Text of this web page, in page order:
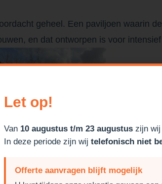
geheel. Een paviljoen waarin
en dat ontworpen is voor
Let op!
Van 10 augustus t/m 23 augustus zijn wij
In deze periode zijn wij telefonisch niet
Offerte aanvragen blijft mogelijk